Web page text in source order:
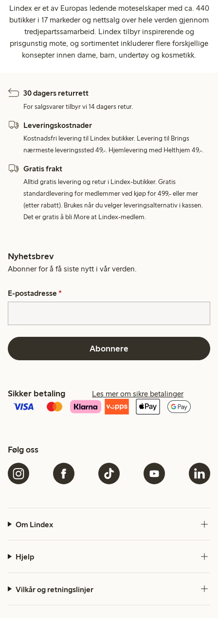
Lindex er et av Europas ledende moteselskaper med ca. 440
butikker i 17 markeder og nettsalg over hele verden gjennom
tredjepartssamarbeid. Lindex tilbyr inspirerende og
prisgunstig mote, og sortimentet inkluderer flere forskjellige
konsepter innen dame, barn, undertøy og kosmetikk.
30 dagers returrett
For salgsvarer tilbyr vi 14 dagers retur.
Leveringskostnader
Kostnadsfri levering til Lindex butikker. Levering til Brings
nærmeste leveringssted 49,-. Hjemlevering med Helthjem 49,-.
Gratis frakt
Alltid gratis levering og retur i Lindex-butikker. Gratis
standardlevering for medlemmer ved kjøp for 499,- eller mer
(etter rabatt). Brukes når du velger leveringsalternativ i kassen.
Det er gratis å bli More at Lindex-medlem.
Nyhetsbrev
Abonner for å få siste nytt i vår verden.
E-postadresse *
Abonnere
Sikker betaling Les mer om sikre betalinger
Følg oss
Om Lindex
Hjelp
Vilkår og retningslinjer